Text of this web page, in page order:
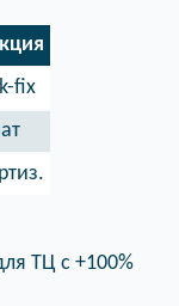
fix
ТЦ с +100%